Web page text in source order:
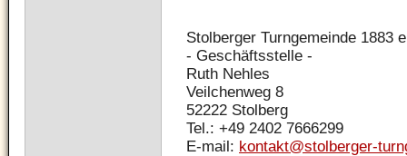
Stolberger Turngemeinde 1883
- Geschäftsstelle -
Ruth Nehles
Veilchenweg 8
52222 Stolberg
Tel.: +49 2402 7666299
E-mail: kontakt@stolberger-